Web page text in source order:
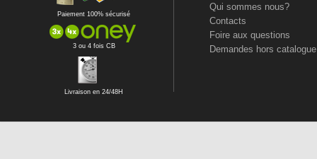
Paiement 100% sécurisé
3 ou 4 fois CB
Livraison en 24/48H
Qui sommes nous?
Contacts
Foire aux questions
Demandes hors catalogue